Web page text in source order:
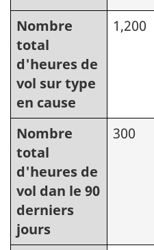
Nombre
total
d'heures de
vol sur type
en cause
1,200
Nombre
total
d'heures de
vol dan le 90
derniers
jours
300